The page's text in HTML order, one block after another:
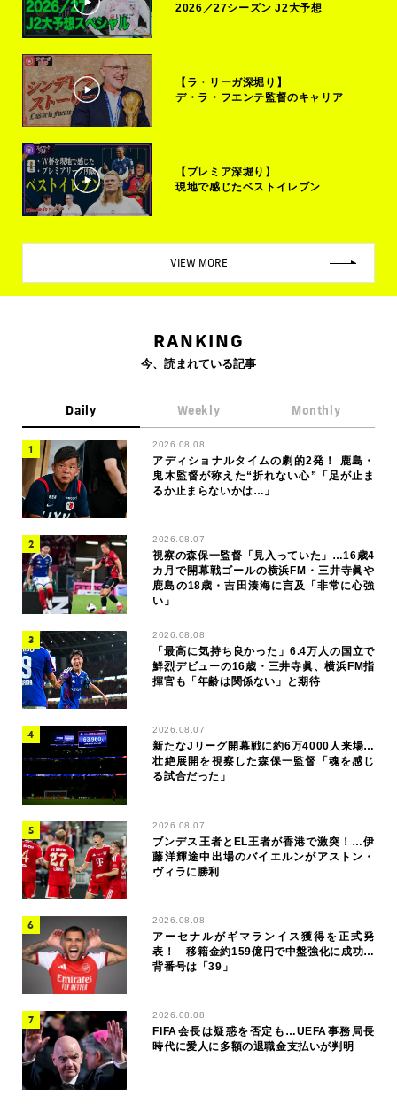
2026／27シーズン J2大予想
【ラ・リーガ深堀り】
デ・ラ・フエンテ監督のキャリア
【プレミア深堀り】
現地で感じたベストイレブン
VIEW MORE
RANKING
今、読まれている記事
Daily Weekly Monthly
2026.08.08
アディショナルタイムの劇的2発！ 鹿島・
鬼木監督が称えた“折れない心”「足が止ま
るか止まらないかは…」
2026.08.07
視察の森保一監督「見入っていた」…16歳4
カ月で開幕戦ゴールの横浜FM・三井寺眞や
鹿島の18歳・吉田湊海に言及「非常に心強
い」
2026.08.08
「最高に気持ち良かった」6.4万人の国立で
鮮烈デビューの16歳・三井寺眞、横浜FM指
揮官も「年齢は関係ない」と期待
2026.08.07
新たなJリーグ開幕戦に約6万4000人来場…
壮絶展開を視察した森保一監督「魂を感じ
る試合だった」
2026.08.07
ブンデス王者とEL王者が香港で激突！…伊
藤洋輝途中出場のバイエルンがアストン・
ヴィラに勝利
2026.08.08
アーセナルがギマランイス獲得を正式発
表！ 移籍金約159億円で中盤強化に成功…
背番号は「39」
2026.08.08
FIFA会長は疑惑を否定も…UEFA事務局長
時代に愛人に多額の退職金支払いが判明